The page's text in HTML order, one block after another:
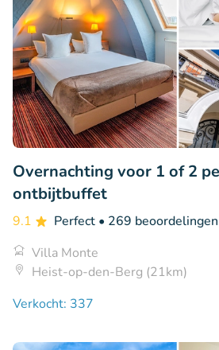
Overnachting voor 1 of 2
ontbijtbuffet
9.1 Perfect • 269 beoordelingen
Villa Monte
Heist-op-den-Berg (21km)
Verkocht: 337